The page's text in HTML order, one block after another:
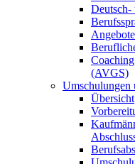
(AVGS)
Umschulungen
Übersicht